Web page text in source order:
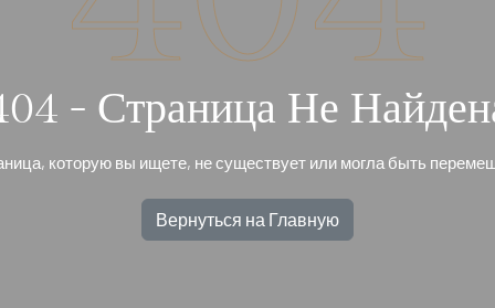
- Страница Не
которую вы ищете, не существует или могла быть
Вернуться на Главную